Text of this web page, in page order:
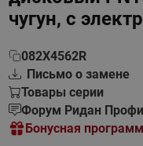
чугун, с
082X4562R
Письмо о замене
Товары серии
Форум Ридан Профи
Бонусная